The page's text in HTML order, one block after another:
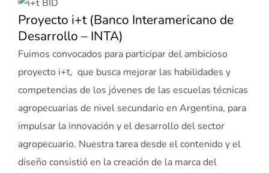
Proyecto i+t (Banco Interamericano de
Desarrollo – INTA)
Fuimos convocados para participar del ambicioso
proyecto i+t, que busca mejorar las habilidades y
competencias de los jóvenes de las escuelas técnicas
agropecuarias de nivel secundario en Argentina, para
impulsar la innovación y el desarrollo del sector
agropecuario. Nuestra tarea desde el contenido y el
diseño consistió en la creación de la marca del